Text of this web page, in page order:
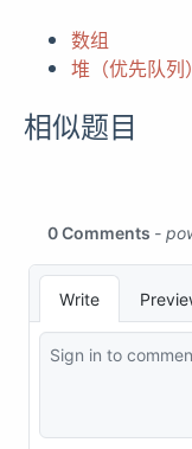
数组
堆（优先队列）
相似题目